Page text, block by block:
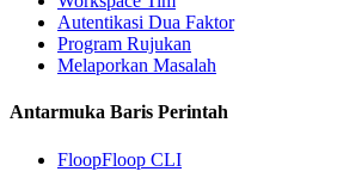
Autentikasi Dua Faktor
Program Rujukan
Melaporkan Masalah
Antarmuka Baris Perintah
FloopFloop CLI